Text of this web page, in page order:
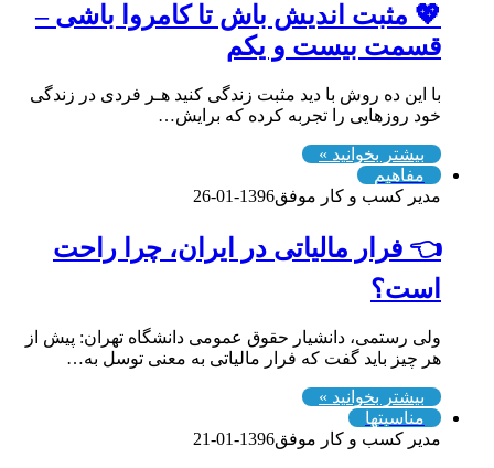
💖 مثبت اندیش باش تا کامروا باشی –
قسمت بیست و یکم
با این ده روش با دید مثبت زندگی کنید هـر فردی در زندگی
خود روزهایی را تجربه کرده که برایش…
بیشتر بخوانید »
مفاهیم
مدیر کسب و کار موفق1396-01-26
👈 فرار مالیاتی در ایران، چرا راحت
است؟
ولی رستمی، دانشیار حقوق عمومی دانشگاه تهران: پیش از
هر چیز باید گفت که فرار مالیاتی به معنی توسل به…
بیشتر بخوانید »
مناسبتها
مدیر کسب و کار موفق1396-01-21